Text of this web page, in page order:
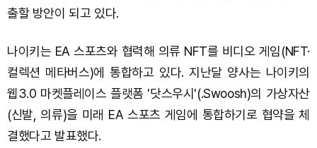
출할 방안이 되고 있다.
나이키는 EA 스포츠와 협력해 의류 NFT를 비디오 게임(NFT·
컬렉션 메타버스)에 통합하고 있다. 지난달 양사는 나이키의
웹3.0 마켓플레이스 플랫폼 '닷스우시'(.Swoosh)의 가상자산
(신발, 의류)을 미래 EA 스포츠 게임에 통합하기로 협약을 체
결했다고 발표했다.